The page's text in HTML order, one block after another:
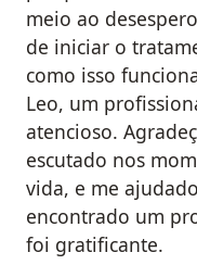
meio ao
de iniciar o
como isso
Leo, um
atencioso.
escutado nos
vida, e me
encontrado um
foi gratificante.